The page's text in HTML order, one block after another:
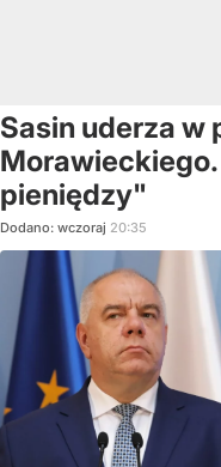
Sasin uderza w
pieniędzy"
Dodano: wczoraj 20:35